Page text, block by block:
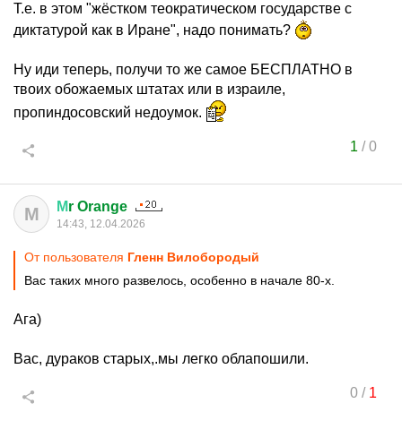
Т.е. в этом "жёстком теократическом государстве с
диктатурой как в Иране", надо понимать?
Ну иди теперь, получи то же самое БЕСПЛАТНО в
твоих обожаемых штатах или в израиле,
пропиндосовский недоумок.
1 /0
М Мr Orange
14:43, 12.04.2026
От пользователя Гленн Вилобородый
Вас таких много развелось, особенно в начале 80-х.
Ага)
Вас, дураков старых,.мы легко облапошили.
0/ 1